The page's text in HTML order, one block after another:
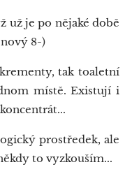
už je po nějaké době
8-)
tak toaletní
místě. Existují i
prostředek, ale
to vyzkouším...